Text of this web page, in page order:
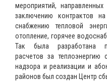
мероприятий,
заключению контрактов
снабжению тепловой
отопление, горячее
Так была разработана
расчетов за
надзора и реализации и
районов был создан Центр